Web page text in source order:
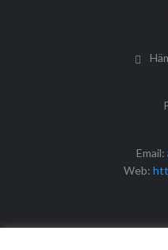
Email:
Web: